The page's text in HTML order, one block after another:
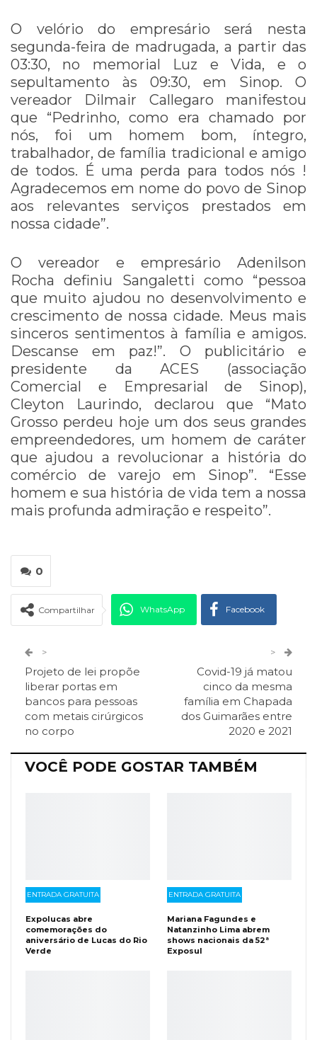
O velório do empresário será nesta
segunda-feira de madrugada, a partir das
03:30, no memorial Luz e Vida, e o
sepultamento às 09:30, em Sinop. O
vereador Dilmair Callegaro manifestou
que “Pedrinho, como era chamado por
nós, foi um homem bom, íntegro,
trabalhador, de família tradicional e amigo
de todos. É uma perda para todos nós !⁣
Agradecemos em nome do povo de Sinop
aos relevantes serviços prestados em
nossa cidade”.
O vereador e empresário Adenilson
Rochadefiniu Sangaletti como “pessoa
que muito ajudou no desenvolvimento e
crescimento de nossa cidade. Meus mais
sinceros sentimentos à família e amigos.
Descanse em paz!⁣”. O publicitário e
presidente da ACES (associação
Comercial e Empresarial de Sinop),
Cleyton Laurindo, declarou que “Mato
Grosso perdeu hoje um dos seus grandes
empreendedores, um homem de caráter
que ajudou a revolucionar a história do
comércio de varejo em Sinop”. “Esse
homem e sua história de vida tem a nossa
mais profunda admiração e respeito”.
0
Compartilhar WhatsApp Facebook
ReddIt Pinterest Telegram
Facebook Messenger Viber O email
>
Projeto de lei propõe
liberar portas em
bancos para pessoas
com metais cirúrgicos
no corpo
>
Covid-19 já matou
cinco da mesma
família em Chapada
dos Guimarães entre
2020 e 2021
VOCÊ PODE GOSTAR TAMBÉM
ENTRADA GRATUITA
Expolucas abre
comemorações do
aniversário de Lucas do Rio
Verde
ENTRADA GRATUITA
Mariana Fagundes e
Natanzinho Lima abrem
shows nacionais da 52ª
Exposul